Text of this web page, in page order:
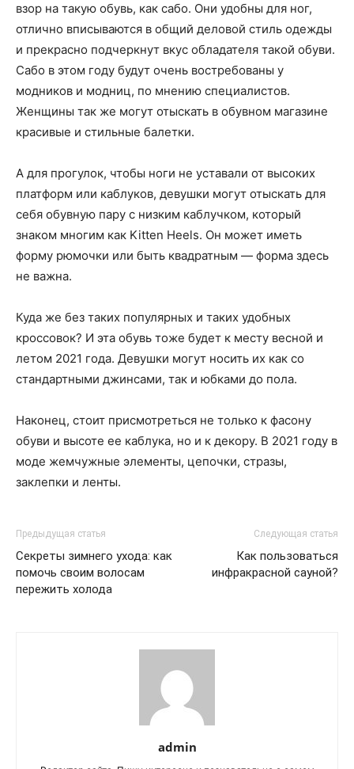
взор на такую обувь, как сабо. Они удобны для ног,
отлично вписываются в общий деловой стиль одежды
и прекрасно подчеркнут вкус обладателя такой обуви.
Сабо в этом году будут очень востребованы у
модников и модниц, по мнению специалистов.
Женщины так же могут отыскать в обувном магазине
красивые и стильные балетки.
А для прогулок, чтобы ноги не уставали от высоких
платформ или каблуков, девушки могут отыскать для
себя обувную пару с низким каблучком, который
знаком многим как Kitten Heels. Он может иметь
форму рюмочки или быть квадратным — форма здесь
не важна.
Куда же без таких популярных и таких удобных
кроссовок? И эта обувь тоже будет к месту весной и
летом 2021 года. Девушки могут носить их как со
стандартными джинсами, так и юбками до пола.
Наконец, стоит присмотреться не только к фасону
обуви и высоте ее каблука, но и к декору. В 2021 году в
моде жемчужные элементы, цепочки, стразы,
заклепки и ленты.
Предыдущая статья
Секреты зимнего ухода: как
помочь своим волосам
пережить холода
Следующая статья
Как пользоваться
инфракрасной сауной?
admin